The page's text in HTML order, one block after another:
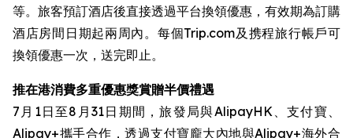
等。旅客預訂酒店後直接透過平台換領優惠，有效期為訂購
酒店房間日期起兩周內。每個Trip.com及携程旅行帳戶可
換領優惠一次，送完即止。
推在港消費多重優惠獎賞贈半價禮遇
7月1日至8月31日期間，旅發局與AlipayHK、支付寶、
Alipay+攜手合作，透過支付寶龐大內地與Alipay+海外合